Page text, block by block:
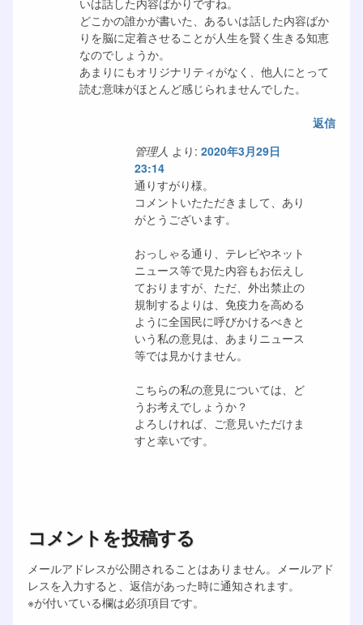
どこかの誰かが書いた、あるいは話した内容ばか
りを脳に定着させることが人生を賢く生きる知恵
なのでしょうか。
あまりにもオリジナリティがなく、他人にとって
読む意味がほとんど感じられませんでした。
返信
管理人 より: 2020年3月29日
23:14
通りすがり様。
コメントいたただきまして、あり
がとうございます。
おっしゃる通り、テレビやネット
ニュース等で見た内容もお伝えし
ておりますが、ただ、外出禁止の
規制するよりは、免疫力を高める
ように全国民に呼びかけるべきと
いう私の意見は、あまりニュース
等では見かけません。
こちらの私の意見については、ど
うお考えでしょうか？
よろしければ、ご意見いただけま
すと幸いです。
コメントを投稿する
メールアドレスが公開されることはありません。メールアド
レスを入力すると、返信があった時に通知されます。
※が付いている欄は必須項目です。